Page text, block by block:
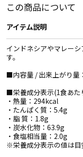
この商品について
アイテム説明
インドネシアやマレー
す。
■内容量 / 出来上がり量
■栄養成分表示(1食あた
・熱量：294kcal
・たんぱく質：5.4g
・脂 質：1.8g
・炭水化物：63.9g
・食塩相当量：2.0g
※栄養成分表示の値は目